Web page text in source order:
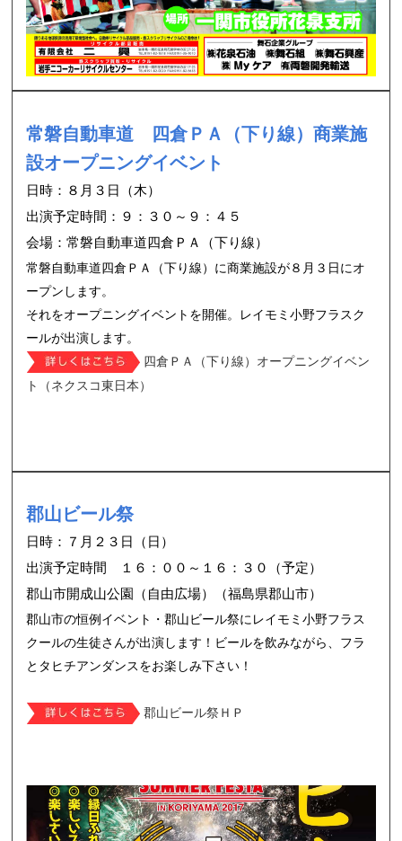
常磐自動車道 四倉ＰＡ（下り線）商業施
設オープニングイベント
日時：８月３日（木）
出演予定時間：９：３０～９：４５
会場：常磐自動車道四倉ＰＡ（下り線）
常磐自動車道四倉ＰＡ（下り線）に商業施設が８月３日にオ
ープンします。
それをオープニングイベントを開催。レイモミ小野フラスク
ールが出演します。
四倉ＰＡ（下り線）オープニングイベン
ト（ネクスコ東日本）
郡山ビール祭
日時：７月２３日（日）
出演予定時間 １６：００～１６：３０（予定）
郡山市開成山公園（自由広場）（福島県郡山市）
郡山市の恒例イベント・郡山ビール祭にレイモミ小野フラス
クールの生徒さんが出演します！ビールを飲みながら、フラ
とタヒチアンダンスをお楽しみ下さい！
郡山ビール祭ＨＰ